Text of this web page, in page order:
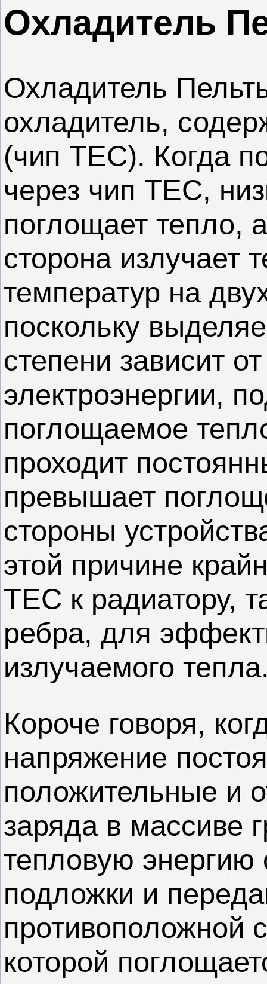
Охладитель
Охладитель
охладитель,
(чип TEC). Когда
через чип TEC,
поглощает тепло,
сторона излучает
температур на
поскольку
степени зависит
электроэнергии,
поглощаемое
проходит
превышает
стороны
этой причине
TEC к радиатору,
ребра, для
излучаемого
Короче говоря,
напряжение
положительные и
заряда в массиве
тепловую энергию
подложки и
противоположной
которой